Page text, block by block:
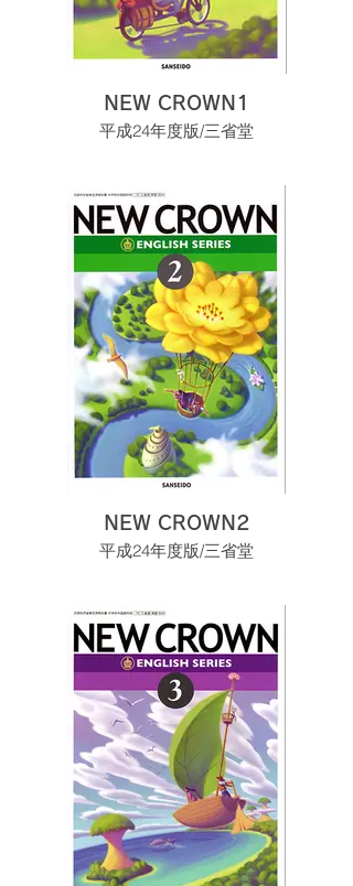
NEW CROWN1
平成24年度版/三省堂
NEW CROWN2
平成24年度版/三省堂